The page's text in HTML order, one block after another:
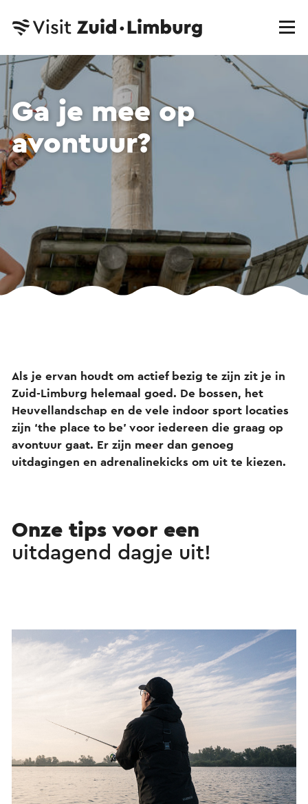
Ga je mee op
avontuur?
Als je ervan houdt om actief bezig te zijn zit je in
Zuid-Limburg helemaal goed. De bossen, het
Heuvellandschap en de vele indoor sport locaties
zijn ‘the place to be’ voor iedereen die graag op
avontuur gaat. Er zijn meer dan genoeg
uitdagingen en adrenalinekicks om uit te kiezen.
Onze tips voor een
uitdagend dagje uit!